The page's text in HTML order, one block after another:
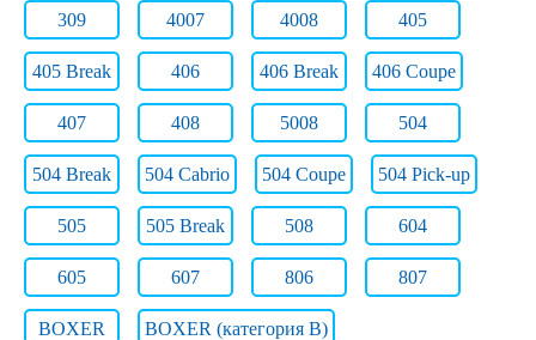
309 4007 4008 405
405 Break 406 406 Break 406 Coupe
407 408 5008 504
504 Break 504 Cabrio 504 Coupe 504 Pick-up
505 505 Break 508 604
605 607 806 807
BOXER BOXER (категория B)